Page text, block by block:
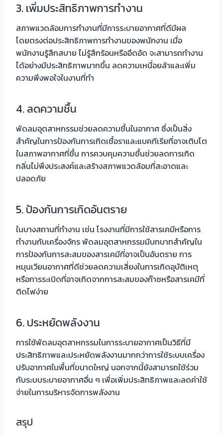
3. เพิ่มประสิทธิภาพการทำงาน
สภาพแวดล้อมการทำงานที่มีการระบายอากาศที่ดีมีผล
โดยตรงต่อประสิทธิภาพการทำงานของพนักงาน เมื่อ
พนักงานรู้สึกสบาย ไม่รู้สึกร้อนหรืออึดอัด จะสามารถทำงาน
ได้อย่างมีประสิทธิภาพมากขึ้น ลดความเหนื่อยล้าและเพิ่ม
ความพึงพอใจในงานที่ทำ
4. ลดความชื้น
พัดลมอุตสาหกรรมช่วยลดความชื้นในอากาศ ซึ่งเป็นสิ่ง
สำคัญในการป้องกันการเกิดเชื้อราและแบคทีเรียที่อาจเติบโต
ในสภาพอากาศที่ชื้น การควบคุมความชื้นช่วยลดการเกิด
กลิ่นไม่พึงประสงค์และสร้างสภาพแวดล้อมที่สะอาดและ
ปลอดภัย
5. ป้องกันการเกิดอันตราย
ในบางสถานที่ทำงาน เช่น โรงงานที่มีการใช้สารเคมีหรือการ
ทำงานกับเครื่องจักร พัดลมอุตสาหกรรมมีบทบาทสำคัญใน
การป้องกันการสะสมของสารเคมีที่อาจเป็นอันตราย การ
หมุนเวียนอากาศที่ดีช่วยลดความเสี่ยงในการเกิดอุบัติเหตุ
หรือการระเบิดที่อาจเกิดจากการสะสมของก๊าซหรือสารเคมีที่
ติดไฟง่าย
6. ประหยัดพลังงาน
การใช้พัดลมอุตสาหกรรมในการระบายอากาศเป็นวิธีที่มี
ประสิทธิภาพและประหยัดพลังงานมากกว่าการใช้ระบบเครื่อง
ปรับอากาศในพื้นที่ขนาดใหญ่ นอกจากนี้ยังสามารถใช้ร่วม
กับระบบระบายอากาศอื่น ๆ เพื่อเพิ่มประสิทธิภาพและลดค่าใช้
จ่ายในการบริหารจัดการพลังงาน
สรุป